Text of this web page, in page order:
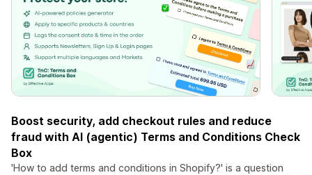
Boost security, add checkout rules and reduce
fraud with AI (agentic) Terms and Conditions Check
Box
'How to add terms and conditions in Shopify?' is a question